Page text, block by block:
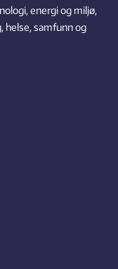
energi og miljø,
helse, samfunn og